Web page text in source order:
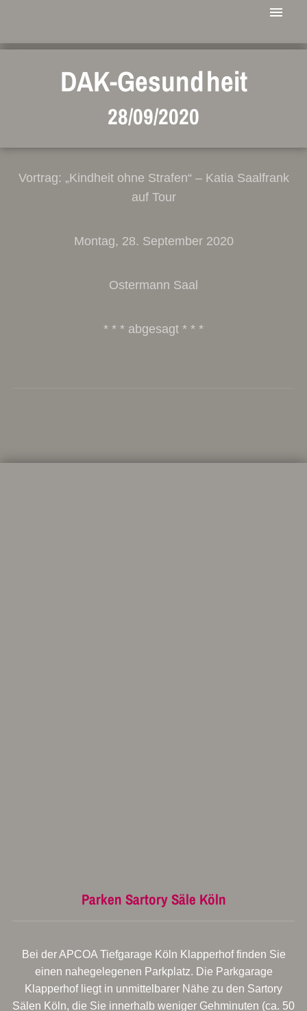
DAK-Gesundheit
28/09/2020
Vortrag: „Kindheit ohne Strafen“ – Katia Saalfrank
auf Tour
Montag, 28. September 2020
Ostermann Saal
* * * abgesagt * * *
Parken Sartory Säle Köln
Bei der APCOA Tiefgarage Köln Klapperhof finden Sie
einen nahegelegenen Parkplatz. Die Parkgarage
Klapperhof liegt in unmittelbarer Nähe zu den Sartory
Sälen Köln, die Sie innerhalb weniger Gehminuten (ca. 50